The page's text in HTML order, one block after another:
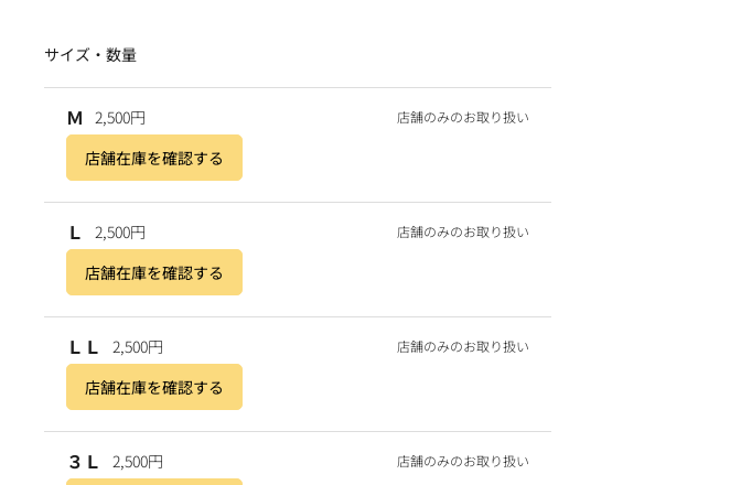
サイズ・数量
Ｍ 2,500円 店舗のみのお取り扱い
店舗在庫を確認する
Ｌ 2,500円 店舗のみのお取り扱い
店舗在庫を確認する
ＬＬ 2,500円 店舗のみのお取り扱い
店舗在庫を確認する
３Ｌ 2,500円 店舗のみのお取り扱い